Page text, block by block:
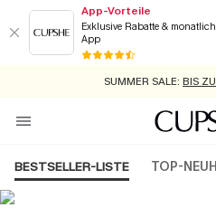
App-Vorteile
Exklusive Rabatte &
App
GRATIS MASSBAND MIT JEDEM
SUMMER SALE: BIS
ZUM NEWSLETTER:BIS ZU -
KOSTENLOSER
BESTSELLER-LISTE TOP-